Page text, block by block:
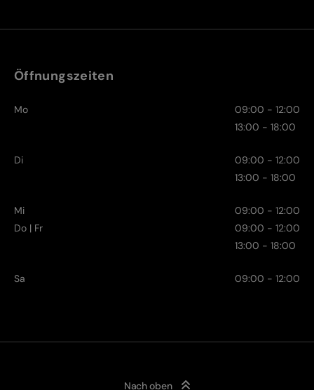
Öffnungszeiten
Mo
09:00 - 12:00
13:00 - 18:00
Di
09:00 - 12:00
13:00 - 18:00
Mi
09:00 - 12:00
Do | Fr
09:00 - 12:00
13:00 - 18:00
Sa 09:00 - 12:00
Nach oben